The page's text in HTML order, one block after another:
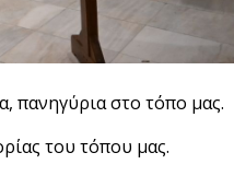
πανηγύρια στο τόπο μας.
του τόπου μας.